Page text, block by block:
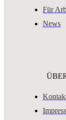
Für
News